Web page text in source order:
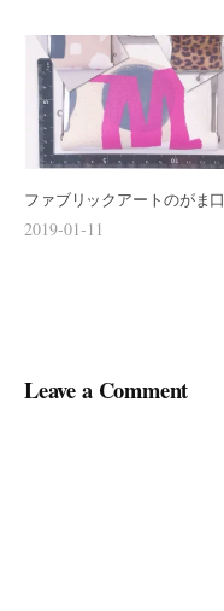
ファブリックアートのがま口
2019-01-11
Leave a Comment